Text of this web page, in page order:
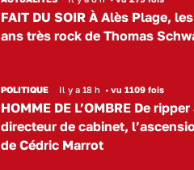
FAIT DU SOIR À Alès Plage,
ans très rock de Thomas
POLITIQUE Il y a 18 h • vu 1109 fois
HOMME DE L’OMBRE De ripper
directeur de cabinet,
de Cédric Marrot